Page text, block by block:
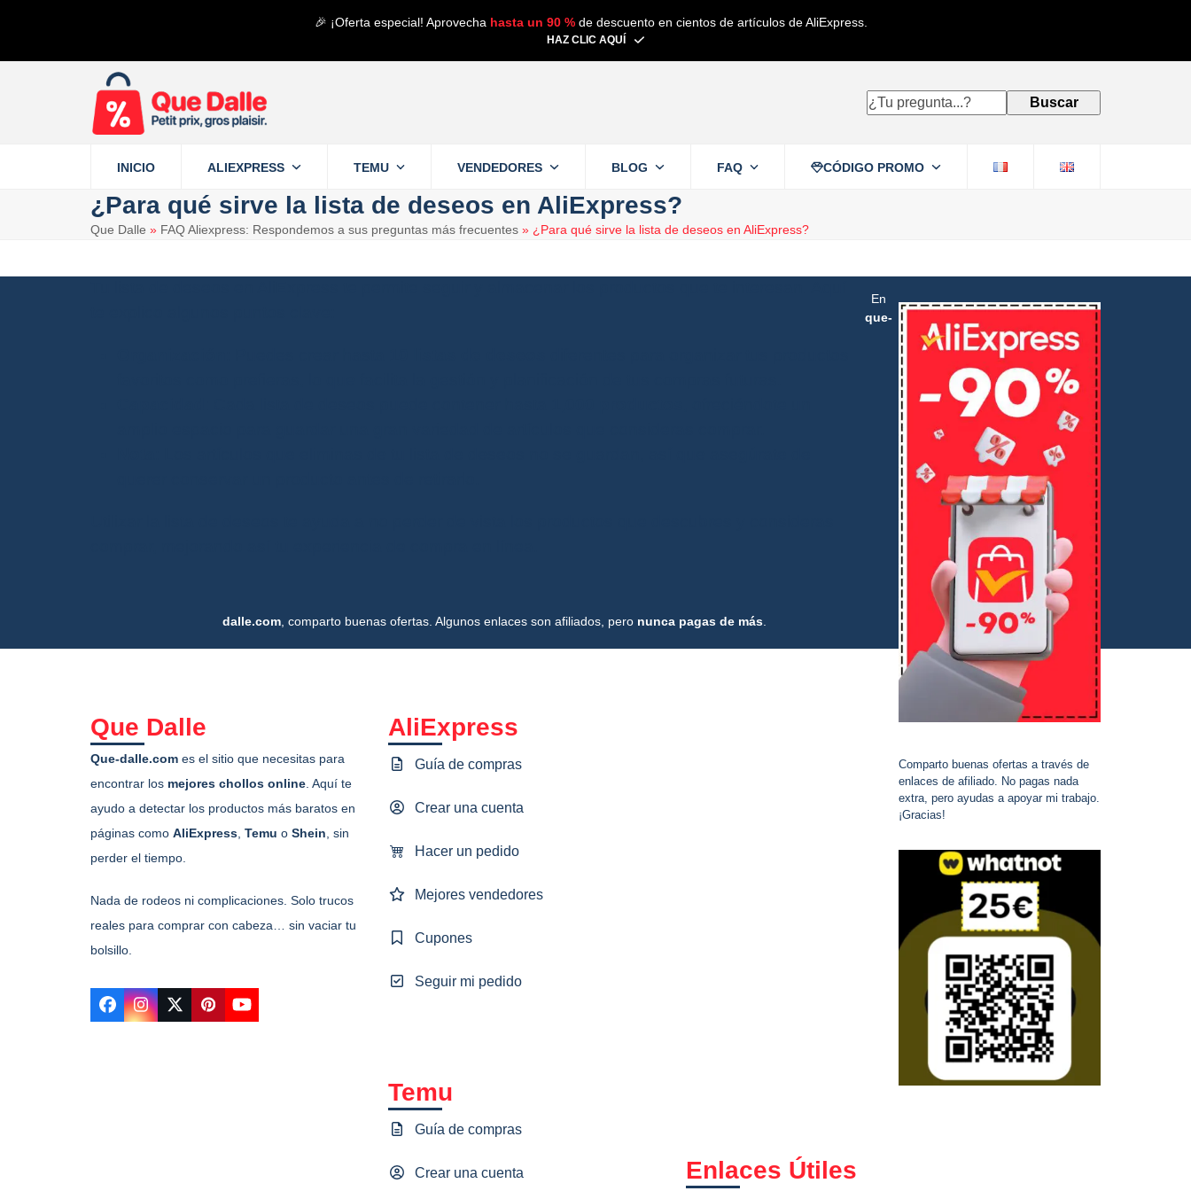
contenido
🎉 ¡Oferta especial! Aprovecha hasta un 90 % de descuento en cientos de artículos de AliExpress.
HAZ CLIC AQUÍ
¿Tu
Buscar
INICIO ALIEXPRESS TEMU VENDEDORES BLOG FAQ CÓDIGO PROMO
¿Para qué sirve la lista de deseos en AliExpress?
Que Dalle » FAQ Aliexpress: Respondemos a sus preguntas más frecuentes » ¿Para qué sirve la lista de deseos en AliExpress?
Comparto buenas ofertas a través de
enlaces de afiliado. No pagas nada
extra, pero ayudas a apoyar mi trabajo.
¡Gracias!
En
que-
dalle.com , comparto buenas ofertas. Algunos enlaces son afiliados, pero nunca pagas de más
Que Dalle
Que-dalle.com es el sitio que necesitas para
encontrar los mejores chollos online . Aquí te
ayudo a detectar los productos más baratos en
páginas como AliExpress Temu o Shein , sin
perder el tiempo.
Nada de rodeos ni complicaciones. Solo trucos
reales para comprar con cabeza… sin vaciar tu
bolsillo.
Facebook
Instagram
TwitterPinterestYouTube
AliExpress
Guía de compras
Crear una cuenta
Hacer un pedido
Mejores vendedores
Cupones
Seguir mi pedido
Temu
Guía de compras
Crear una cuenta Enlaces Útiles